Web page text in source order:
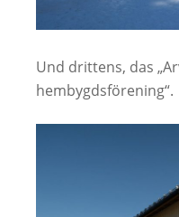
Und drittens, das
hembygdsförening“.